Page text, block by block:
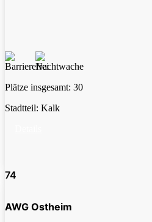
Plätze insgesamt: 30
Stadtteil: Kalk
74
AWG Ostheim